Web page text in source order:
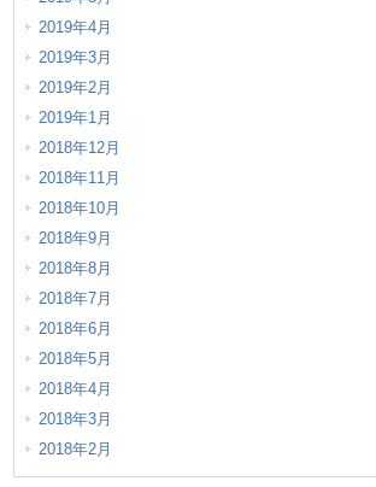
2019年4月
2019年3月
2019年2月
2019年1月
2018年12月
2018年11月
2018年10月
2018年9月
2018年8月
2018年7月
2018年6月
2018年5月
2018年4月
2018年3月
2018年2月